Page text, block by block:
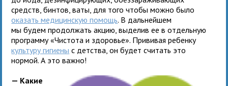
средств, бинтов, ваты, для того чтобы можно было
оказать медицинскую помощь. В дальнейшем
мы будем продолжать акцию, выделив ее в отдельную
программу «Чистота и здоровье». Прививая ребенку
культуру гигиены с детства, он будет считать это
нормой. А это важно!
— Какие